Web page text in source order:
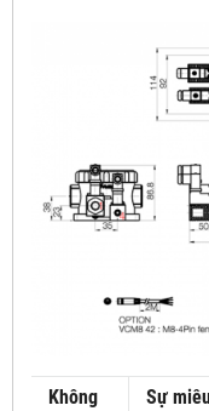
Không
Sự